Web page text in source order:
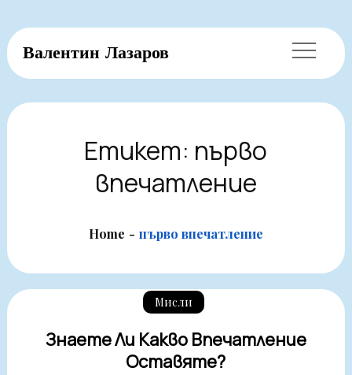
Skip
to
content
Валентин Лазаров
Етикет: първо
впечатление
Home първо впечатление
Мисли
Знаете Ли Какво Впечатление
Оставяте?